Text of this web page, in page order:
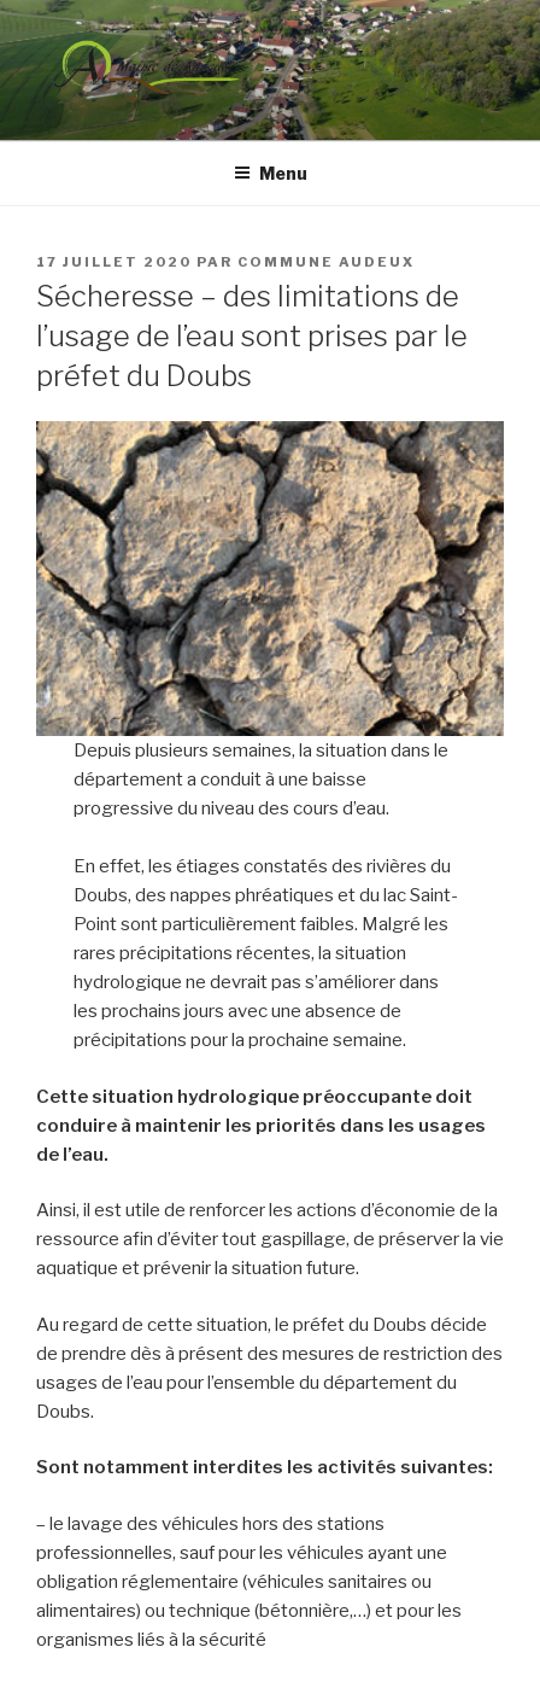
Aller
au
contenu
principal
COMMUNE DE AUDEUX
Menu
PUBLIÉ
LE
17 JUILLET 2020 PAR COMMUNE AUDEUX
Sécheresse – des limitations de
l’usage de l’eau sont prises par le
préfet du Doubs
Depuis plusieurs semaines, la situation dans le
département a conduit à une baisse
progressive du niveau des cours d’eau.
En effet, les étiages constatés des rivières du
Doubs, des nappes phréatiques et du lac Saint-
Point sont particulièrement faibles. Malgré les
rares précipitations récentes, la situation
hydrologique ne devrait pas s’améliorer dans
les prochains jours avec une absence de
précipitations pour la prochaine semaine.
Cette situation hydrologique préoccupante doit
conduire à maintenir les priorités dans les usages
de l’eau.
Ainsi, il est utile de renforcer les actions d’économie de la
ressource afin d’éviter tout gaspillage, de préserver la vie
aquatique et prévenir la situation future.
Au regard de cette situation, le préfet du Doubs décide
de prendre dès à présent des mesures de restriction des
usages de l’eau pour l’ensemble du département du
Doubs.
Sont notamment interdites les activités suivantes:
– le lavage des véhicules hors des stations
professionnelles, sauf pour les véhicules ayant une
obligation réglementaire (véhicules sanitaires ou
alimentaires) ou technique (bétonnière,…) et pour les
organismes liés à la sécurité